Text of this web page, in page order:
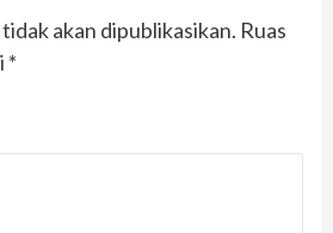
akan dipublikasikan. Ruas
*